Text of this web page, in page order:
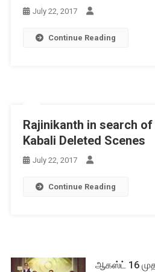
July 22, 2017
Continue Reading
Rajinikanth in search
Kabali Deleted Scenes
July 22, 2017
Continue Reading
ஆகஸ்ட் 16